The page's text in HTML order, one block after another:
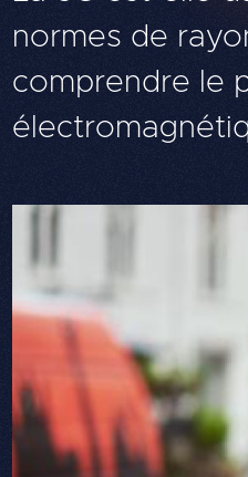
normes de
comprendre le